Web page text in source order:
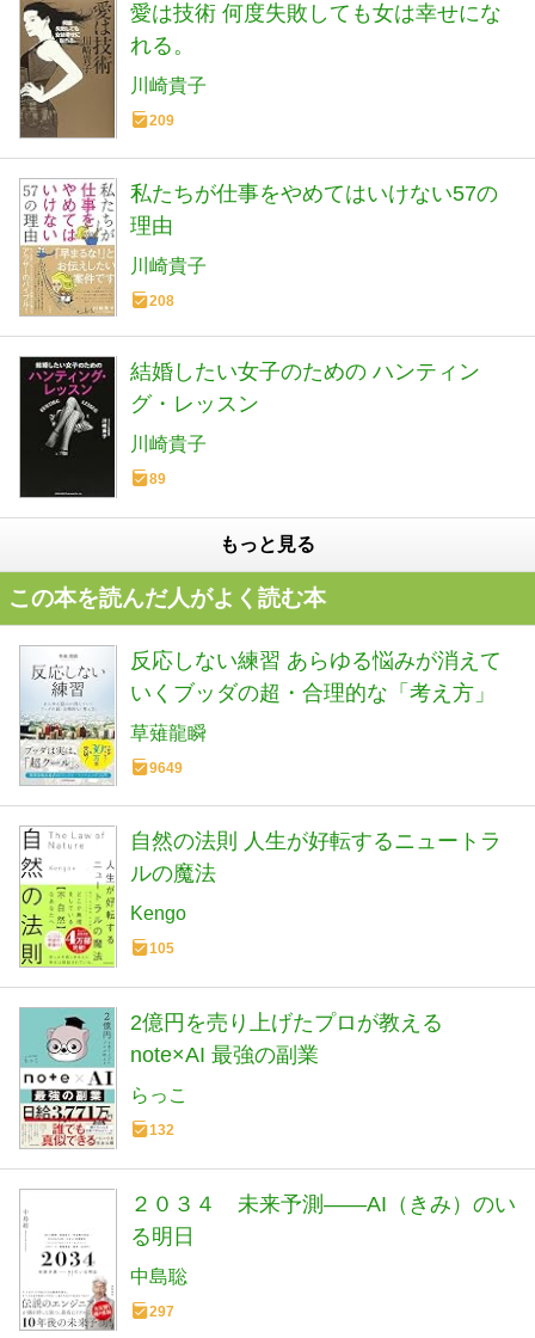
愛は技術 何度失敗しても女は幸せにな
れる。
川崎貴子
209
私たちが仕事をやめてはいけない57の
理由
川崎貴子
208
結婚したい女子のための ハンティン
グ・レッスン
川崎貴子
89
もっと見る
この本を読んだ人がよく読む本
反応しない練習 あらゆる悩みが消えて
いくブッダの超・合理的な「考え方」
草薙龍瞬
9649
自然の法則 人生が好転するニュートラ
ルの魔法
Kengo
105
2億円を売り上げたプロが教える
note×AI 最強の副業
らっこ
132
２０３４ 未来予測――AI（きみ）のい
る明日
中島聡
297